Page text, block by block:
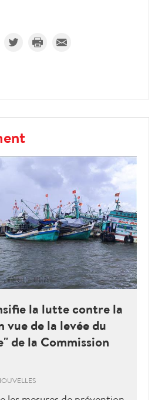
la lutte contre la
vue de la levée du
de la Commission